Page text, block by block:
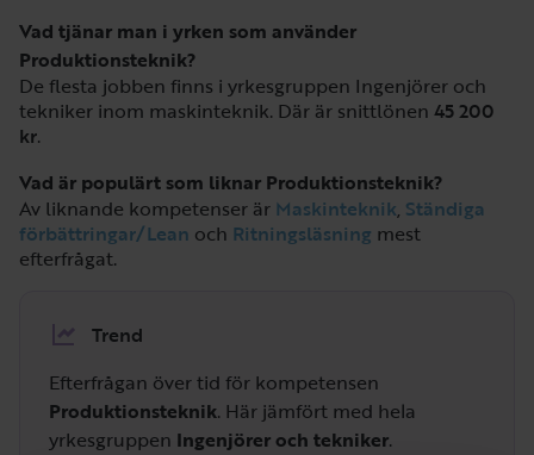
Vad tjänar man i yrken som använder
Produktionsteknik?
De flesta jobben finns i yrkesgruppen Ingenjörer och
tekniker inom maskinteknik. Där är snittlönen 45 200
kr.
Vad är populärt som liknar Produktionsteknik?
Av liknande kompetenser är Maskinteknik, Ständiga
förbättringar/Lean och Ritningsläsning mest
efterfrågat.
Trend
Efterfrågan över tid för kompetensen
Produktionsteknik. Här jämfört med hela
yrkesgruppen Ingenjörer och tekniker.